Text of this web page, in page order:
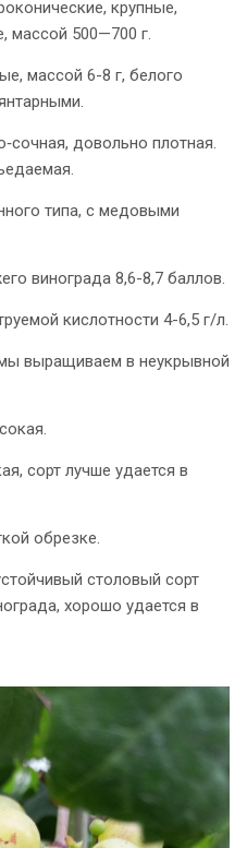
крупные,
массой 500—700 г.
массой 6-8 г, белого
довольно плотная.
типа, с медовыми
винограда 8,6-8,7 баллов.
кислотности 4-6,5 г/л.
выращиваем в неукрывной
сорт лучше удается в
обрезке.
столовый сорт
хорошо удается в